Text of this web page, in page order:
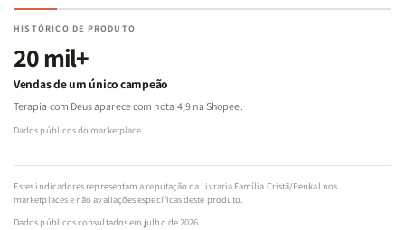
HISTÓRICO DE PRODUTO
20 mil+
Vendas de um único campeão
Terapia com Deus aparece com nota 4,9 na Shopee.
Dados públicos do marketplace
Estes indicadores representam a reputação da Livraria Família Cristã/Penkal nos
marketplaces e não avaliações específicas deste produto.
Dados públicos consultados em julho de 2026.